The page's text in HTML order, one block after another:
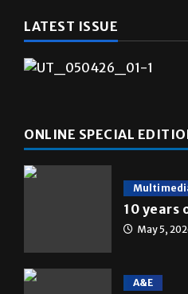
LATEST ISSUE
ONLINE SPECIAL
10 years
May 5,
A&E